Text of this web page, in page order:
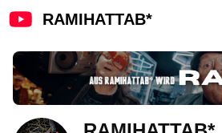
RAMIHATTAB*